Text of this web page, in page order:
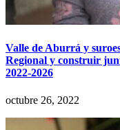
Valle de Aburrá y
Regional y construir
2022-2026
octubre 26, 2022